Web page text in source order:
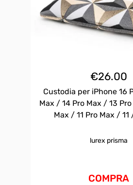
€26.00
Custodia per iPhone 16
Max / 14 Pro Max / 13
Max / 11 Pro Max / 11
lurex prisma
COMPRA